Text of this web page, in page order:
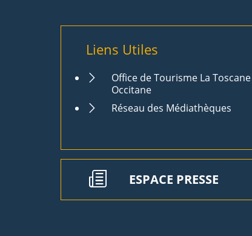
Liens Utiles
Office de Tourisme La Toscane
Occitane
Réseau des Médiathèques
ESPACE PRESSE